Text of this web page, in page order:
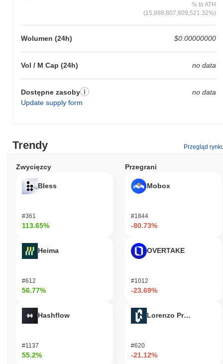
% to ATH
(15,888,807,809,521.32%)
Wolumen (24h) $0.00000000
Vol / M Cap (24h) no data
Dostępne zasoby
Update supply form
no data
Trendy Przegląd
Zwycięzcy
Bless
#361
113.65%
Heima
#612
56.77%
Hashflow
#1137
55.2%
Przegrani
Mobox
#1844
-80.73%
OVERTAKE
#1012
-23.69%
Lorenzo Protocol
#620
-21.12%